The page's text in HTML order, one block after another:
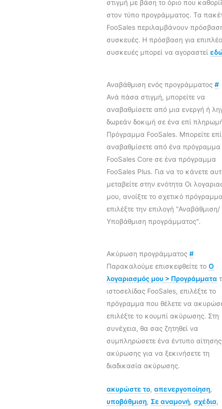
στιγμή με βάση το όριο που
στον τύπο προγράμματος. Τα
FooSales περιλαμβάνουν
συσκευές. Η πρόσβαση για
συσκευές μπορεί να αγοραστεί
Αναβάθμιση ενός προγράμματος #
Ανά πάσα στιγμή, μπορείτε να
αναβαθμίσετε από μια ενεργή ή
δωρεάν δοκιμή σε ένα επί
Πρόγραμμα FooSales. Μπορείτε
αναβαθμίσετε από ένα πρόγραμμα
FooSales Core σε ένα πρόγραμμα
FooSales Plus. Για να το κάνετε
μεταβείτε στην ενότητα Οι
μου, ανοίξτε το σχετικό
επιλέξτε την επιλογή "Αναβάθμιση/
Υποβάθμιση προγράμματος".
Ακύρωση προγράμματος #
Παρακαλούμε επισκεφθείτε το Ο
λογαριασμός μου > Προγράμματα
ιστοσελίδας FooSales, επιλέξτε το
πρόγραμμα που θέλετε να
επιλέξτε το κουμπί ακύρωσης. Στη
συνέχεια, θα σας ζητηθεί να
συμπληρώσετε ένα έντυπο αίτησης
ακύρωσης για να ξεκινήσετε τη
διαδικασία ακύρωσης.
ακυρώστε το, απενεργοποίηση,
υποβάθμιση, Σε αναμονή, σχέδια,